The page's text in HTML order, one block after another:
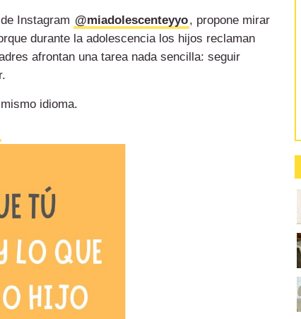
Instagram @miadolescenteyyo, propone mirar
durante la adolescencia los hijos reclaman
afrontan una tarea nada sencilla: seguir
idioma.